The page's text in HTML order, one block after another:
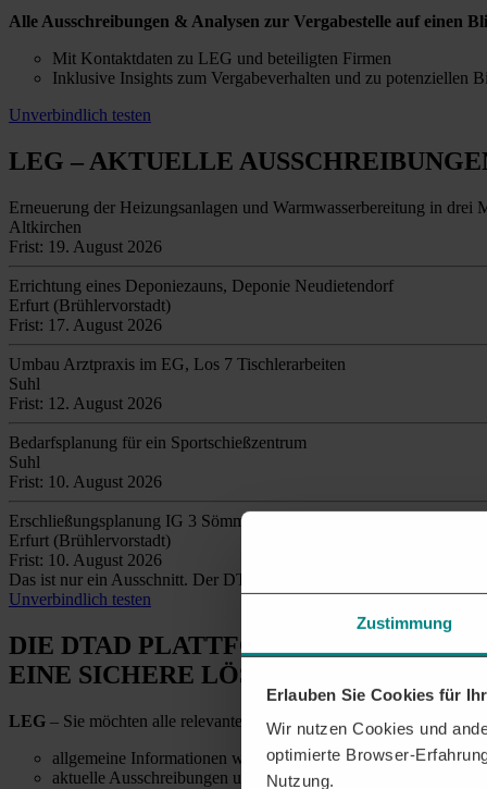
Zustimmung
Erlauben Sie Cookies für
Wir nutzen Cookies und
optimierte Browser-
Nutzung.
Alle Ausschreibungen & Analysen zur Vergabestelle auf einen
Mit Kontaktdaten zu LEG und beteiligten Firmen
Inklusive Insights zum Vergabeverhalten und zu potenziellen
Unverbindlich testen
LEG – AKTUELLE
Erneuerung der Heizungsanlagen und Warmwasserbereitung in drei
Altkirchen
Frist: 19. August 2026
Errichtung eines Deponiezauns, Deponie Neudietendorf
Erfurt (Brühlervorstadt)
Frist: 17. August 2026
Umbau Arztpraxis im EG, Los 7 Tischlerarbeiten
Suhl
Frist: 12. August 2026
Bedarfsplanung für ein Sportschießzentrum
Suhl
Frist: 10. August 2026
Erschließungsplanung IG 3 Sömmerda/Kölleda -
Erfurt (Brühlervorstadt)
Frist: 10. August 2026
Das ist nur ein Ausschnitt. Der DTAD findet täglich
Unverbindlich testen
DIE DTAD PLATTFORM
EINE SICHERE LÖSUNG
LEG – Sie möchten alle relevanten Ausschreibungen und
allgemeine Informationen wie Telefonnummern und E-Mail-
aktuelle Ausschreibungen und Details zu vergebenen Aufträgen,